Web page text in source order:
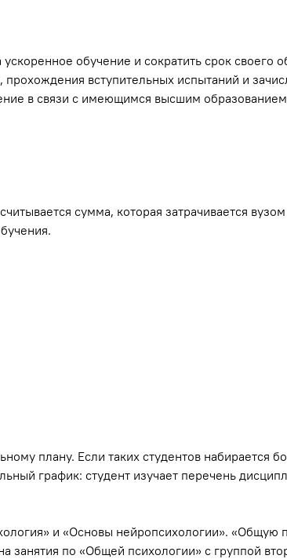
обучение и сократить срок своего
вступительных испытаний и
в связи с имеющимся высшим
сумма, которая затрачивается
плану. Если таких студентов набирается
график: студент изучает перечень
и «Основы нейропсихологии». «Общую
занятия по «Общей психологии» с группой